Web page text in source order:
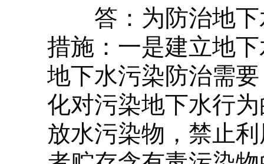
答：为防治地下
措施：一是建立地
地下水污染防治需
化对污染地下水行
放水污染物，禁止